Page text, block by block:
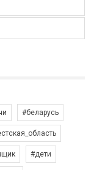
#беларусь
#дети